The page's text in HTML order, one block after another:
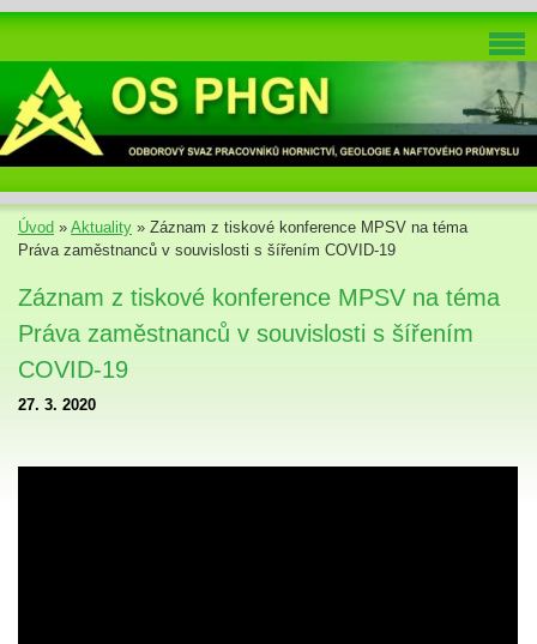
Úvod » Aktuality » Záznam z tiskové konference MPSV na téma
Práva zaměstnanců v souvislosti s šířením COVID-19
Záznam z tiskové konference MPSV na téma
Práva zaměstnanců v souvislosti s šířením
COVID-19
27. 3. 2020